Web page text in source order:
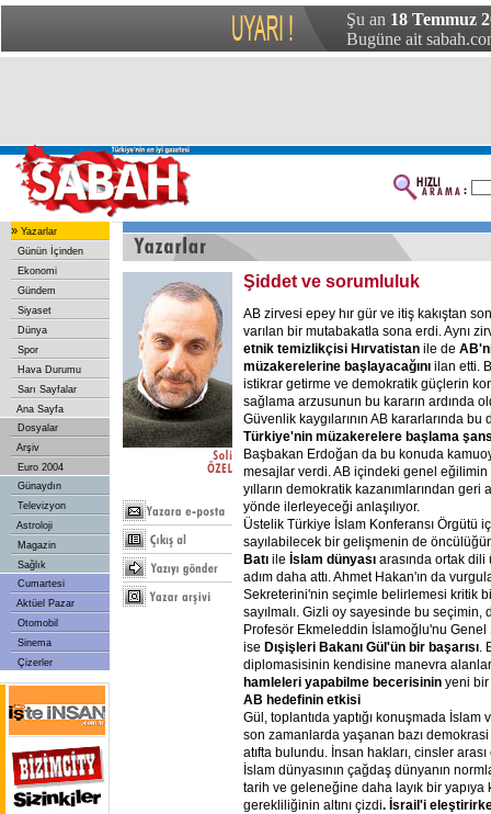
Şu an 18 Temmuz
Bugüne ait
» Yazarlar
Günün İçinden
Ekonomi
Gündem
Siyaset
Dünya
Spor
Hava Durumu
Sarı Sayfalar
Ana Sayfa
Dosyalar
Arşiv
Euro 2004
Günaydın
Televizyon
Astroloji
Magazin
Sağlık
Cumartesi
Aktüel Pazar
Otomobil
Sinema
Çizerler
Şiddet ve sorumluluk
AB zirvesi epey hır gür ve itiş kakıştan
varılan bir mutabakatla sona erdi. Aynı
etnik temizlikçisi Hırvatistan ile de
müzakerelerine başlayacağını ilan etti.
istikrar getirme ve demokratik güçlerin
sağlama arzusunun bu kararın ardında
Güvenlik kaygılarının AB kararlarında bu
Türkiye'nin müzakerelere başlama
Başbakan Erdoğan da bu konuda
mesajlar verdi. AB içindeki genel
yılların demokratik kazanımlarından geri
yönde ilerleyeceği anlaşılıyor.
Üstelik Türkiye İslam Konferansı Örgütü
sayılabilecek bir gelişmenin de
Batı ile İslam dünyası arasında ortak dili
adım daha attı. Ahmet Hakan'ın da
Sekreterini'nin seçimle belirlemesi kritik
sayılmalı. Gizli oy sayesinde bu seçimin,
Profesör Ekmeleddin İslamoğlu'nu
ise Dışişleri Bakanı Gül'ün bir başarısı.
diplomasisinin kendisine manevra
hamleleri yapabilme becerisinin yeni bir
AB hedefinin etkisi
Gül, toplantıda yaptığı konuşmada İslam
son zamanlarda yaşanan bazı demokrasi
atıfta bulundu. İnsan hakları, cinsler arası
İslam dünyasının çağdaş dünyanın
tarih ve geleneğine daha layık bir yapıya
gerekliliğinin altını çizdi. İsrail'i